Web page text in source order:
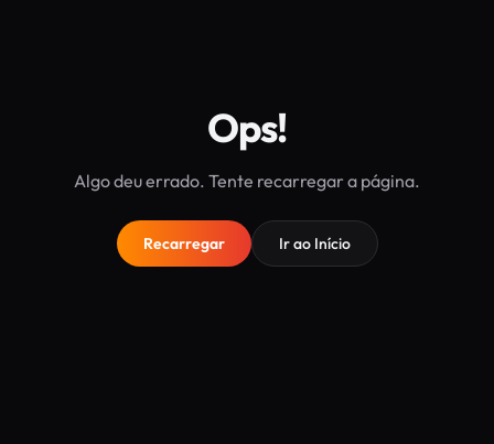
Ops!
Algo deu errado. Tente recarregar a página.
Recarregar Ir ao Início